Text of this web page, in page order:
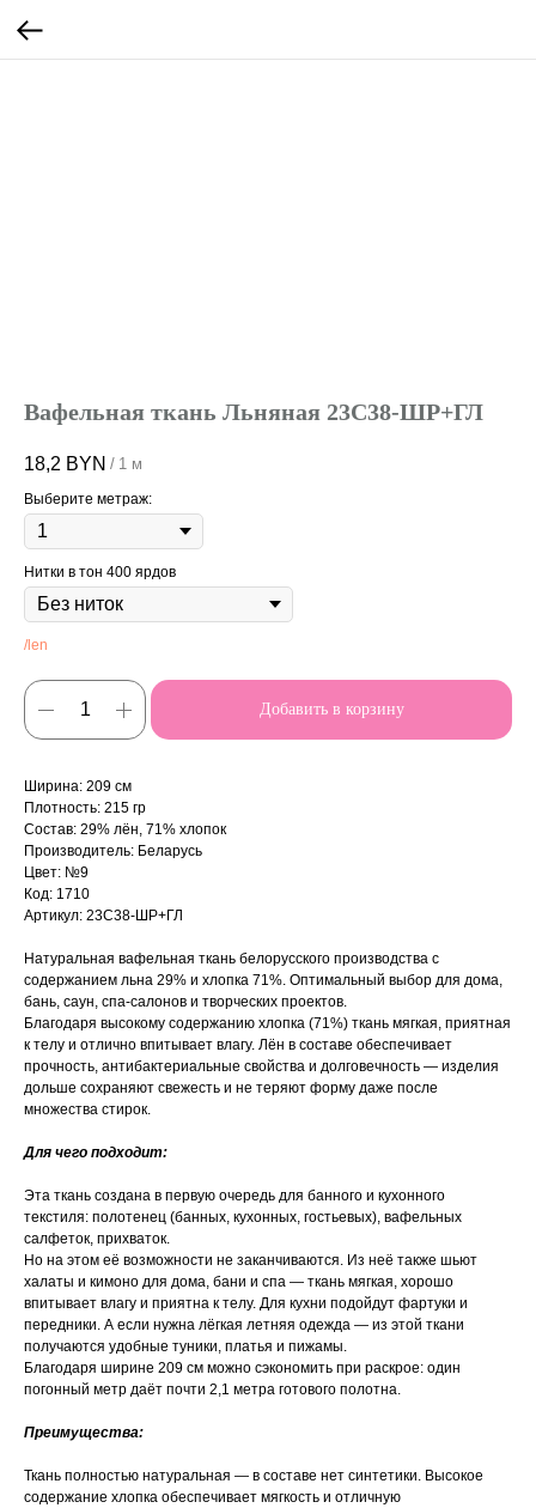
Вафельная ткань Льняная 23С38-ШР+ГЛ
18,2 BYN / 1 м
Выберите метраж:
Нитки в тон 400 ярдов
/len
Добавить в корзину
Ширина: 209 см
Плотность: 215 гр
Состав: 29% лён, 71% хлопок
Производитель: Беларусь
Цвет: №9
Код: 1710
Артикул: 23С38-ШР+ГЛ
Натуральная вафельная ткань белорусского производства с
содержанием льна 29% и хлопка 71%. Оптимальный выбор для дома,
бань, саун, спа-салонов и творческих проектов.
Благодаря высокому содержанию хлопка (71%) ткань мягкая, приятная
к телу и отлично впитывает влагу. Лён в составе обеспечивает
прочность, антибактериальные свойства и долговечность — изделия
дольше сохраняют свежесть и не теряют форму даже после
множества стирок.
Для чего подходит:
Эта ткань создана в первую очередь для банного и кухонного
текстиля: полотенец (банных, кухонных, гостьевых), вафельных
салфеток, прихваток.
Но на этом её возможности не заканчиваются. Из неё также шьют
халаты и кимоно для дома, бани и спа — ткань мягкая, хорошо
впитывает влагу и приятна к телу. Для кухни подойдут фартуки и
передники. А если нужна лёгкая летняя одежда — из этой ткани
получаются удобные туники, платья и пижамы.
Благодаря ширине 209 см можно сэкономить при раскрое: один
погонный метр даёт почти 2,1 метра готового полотна.
Преимущества:
Ткань полностью натуральная — в составе нет синтетики. Высокое
содержание хлопка обеспечивает мягкость и отличную